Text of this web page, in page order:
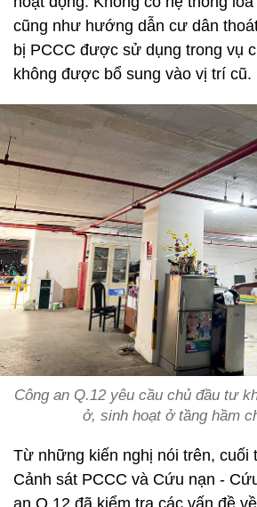
cũng như hướng dẫn cư dân
bị PCCC được sử dụng trong vụ
không được bổ sung vào vị trí cũ.
Công an Q.12 yêu cầu chủ đầu tư
ở, sinh hoạt ở tầng hầm
Từ những kiến nghị nói trên, cuối
Cảnh sát PCCC và Cứu nạn -